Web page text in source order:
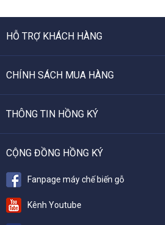
HỖ TRỢ KHÁCH HÀNG
CHÍNH SÁCH MUA HÀNG
THÔNG TIN HỒNG KÝ
CỘNG ĐỒNG HỒNG KÝ
Fanpage máy chế biến gỗ
Kênh Youtube